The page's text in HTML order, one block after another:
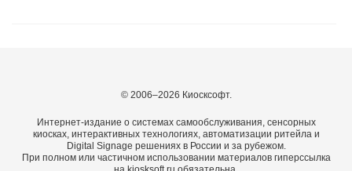
© 2006–2026 Киосксофт.
Интернет-издание о системах самообслуживания, сенсорных
киосках, интерактивных технологиях, автоматизации ритейла и
Digital Signage решениях в России и за рубежом.
При полном или частичном использовании материалов гиперссылка